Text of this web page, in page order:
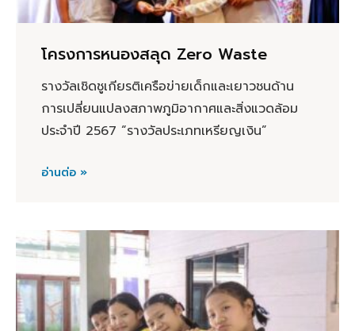
โครงการหนองสลุด Zero Waste
รางวัลเชิดชูเกียรติเครือข่ายเด็กและเยาวชนด้าน
การเปลี่ยนแปลงสภาพภูมิอากาศและสิ่งแวดล้อม
ประจำปี 2567 “รางวัลประเภทเหรียญเงิน”
อ่านต่อ »